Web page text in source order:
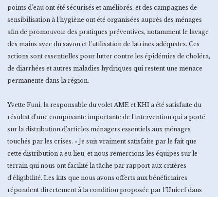
points d’eau ont été sécurisés et améliorés, et des campagnes de
sensibilisation à l’hygiène ont été organisées auprès des ménages
afin de promouvoir des pratiques préventives, notamment le lavage
des mains avec du savon et l’utilisation de latrines adéquates. Ces
actions sont essentielles pour lutter contre les épidémies de choléra,
de diarrhées et autres maladies hydriques qui restent une menace
permanente dans la région.
Yvette Funi, la responsable du volet AME et KHI a été satisfaite du
résultat d’une composante importante de l’intervention qui a porté
sur la distribution d’articles ménagers essentiels aux ménages
touchés par les crises. « Je suis vraiment satisfaite par le fait que
cette distribution a eu lieu, et nous remercions les équipes sur le
terrain qui nous ont facilité la tâche par rapport aux critères
d’éligibilité. Les kits que nous avons offerts aux bénéficiaires
répondent directement à la condition proposée par l’Unicef dans